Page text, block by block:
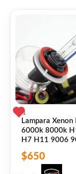
*EL
Share
👍 1 persona
1
Lampara Xenon
6000k 8000k
H7 H11 9006
880 Etc
$650